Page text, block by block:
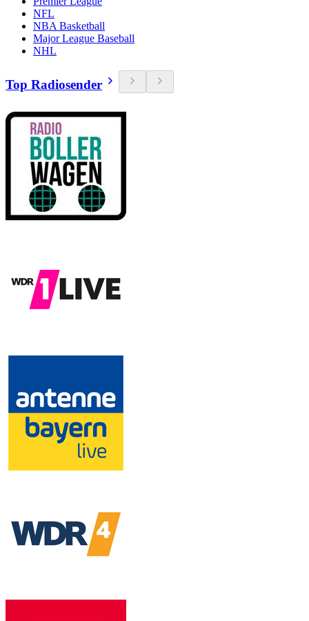
NFL
NBA Basketball
Major League Baseball
NHL
Top Radiosender